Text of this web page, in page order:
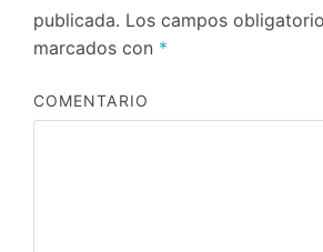
publicada. Los campos
marcados con *
COMENTARIO